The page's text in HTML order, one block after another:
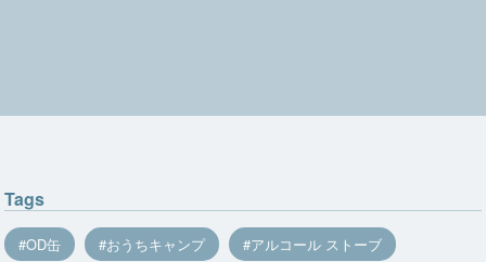
Tags
OD缶 おうちキャンプ アルコール ストーブ